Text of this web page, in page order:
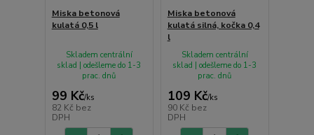
Miska betonová
kulatá 0,5 l
99 Kč/ks
82 Kč bez
DPH
Skladem centrální
sklad | odešleme do 1-3
prac. dnů
Miska betonová
kulatá silná, kočka 0,4
l
109 Kč/ks
90 Kč bez
DPH
Skladem centrální
sklad | odešleme do 1-3
prac. dnů